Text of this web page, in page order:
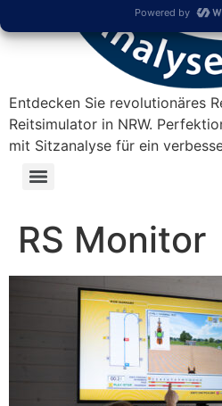
Entdecken Sie revolutionäres
Reitsimulator in NRW.
mit Sitzanalyse für ein
RS Monitor